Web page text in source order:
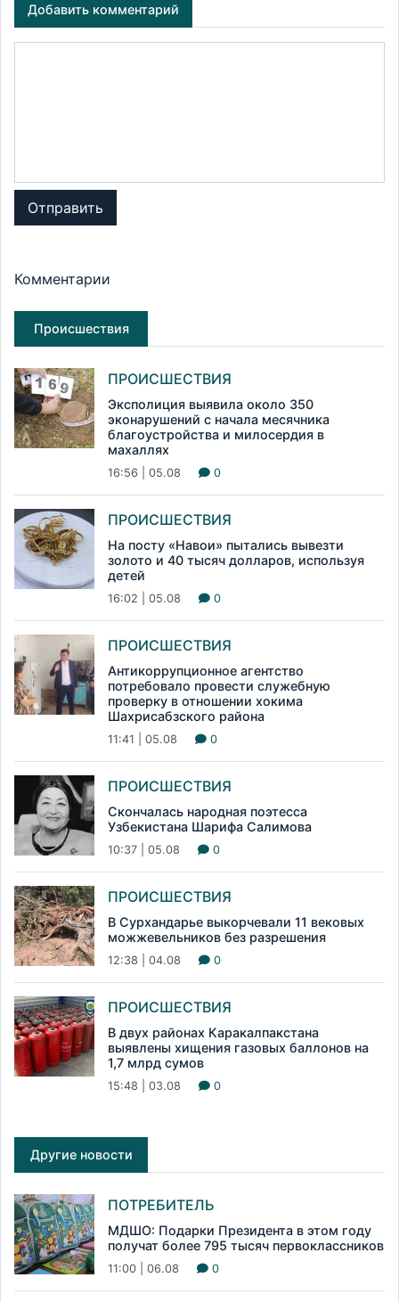
Добавить комментарий
Отправить
Комментарии
Происшествия
ПРОИСШЕСТВИЯ
Эксполиция выявила около 350
эконарушений с начала месячника
благоустройства и милосердия в
махаллях
16:56 | 05.08 0
ПРОИСШЕСТВИЯ
На посту «Навои» пытались вывезти
золото и 40 тысяч долларов, используя
детей
16:02 | 05.08 0
ПРОИСШЕСТВИЯ
Антикоррупционное агентство
потребовало провести служебную
проверку в отношении хокима
Шахрисабзского района
11:41 | 05.08 0
ПРОИСШЕСТВИЯ
Скончалась народная поэтесса
Узбекистана Шарифа Салимова
10:37 | 05.08 0
ПРОИСШЕСТВИЯ
В Сурхандарье выкорчевали 11 вековых
можжевельников без разрешения
12:38 | 04.08 0
ПРОИСШЕСТВИЯ
В двух районах Каракалпакстана
выявлены хищения газовых баллонов на
1,7 млрд сумов
15:48 | 03.08 0
Другие новости
ПОТРЕБИТЕЛЬ
МДШО: Подарки Президента в этом году
получат более 795 тысяч первоклассников
11:00 | 06.08 0